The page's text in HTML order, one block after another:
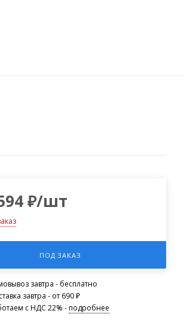
₽/шт
ПОД ЗАКАЗ
завтра - бесплатно
завтра - от 690 ₽
с НДС 22% -подробнее